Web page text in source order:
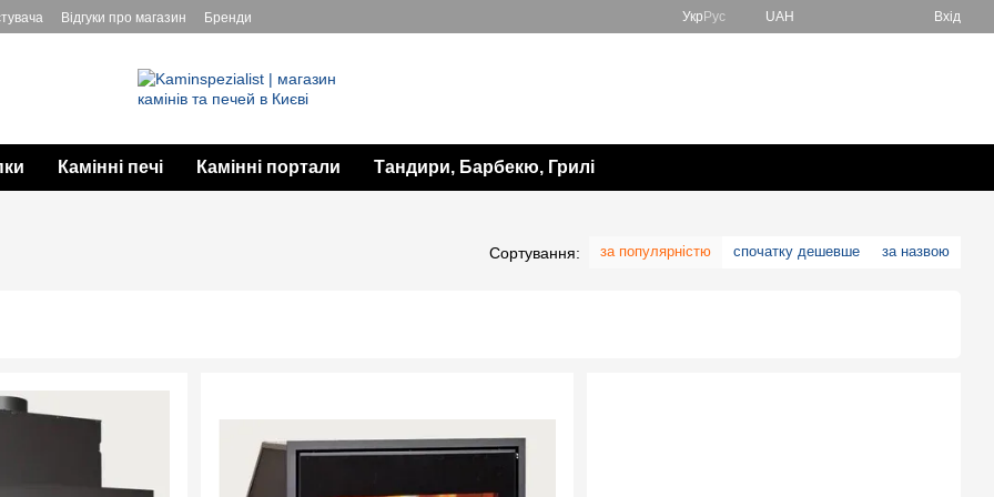
Відгуки про магазин Бренди Укр Рус UAH Вхід
Камінні печі Камінні портали Тандири, Барбекю, Грилі
Сортування: за популярністю спочатку дешевше за назвою